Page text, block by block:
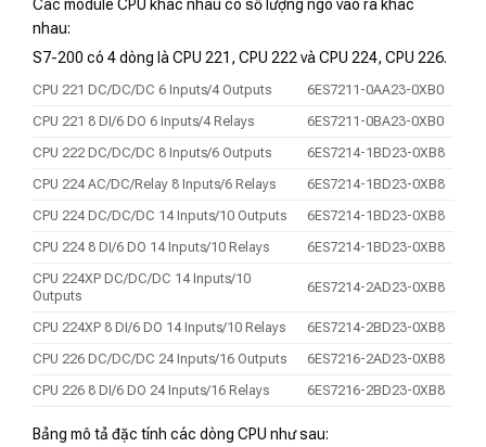
Các module CPU khác nhau có số lượng ngõ vào ra khác
nhau:
S7-200 có 4 dòng là CPU 221, CPU 222 và CPU 224, CPU 226.
CPU 221 DC/DC/DC 6 Inputs/4 Outputs
6ES7211-0AA23-0XB0
CPU 221 8 DI/6 DO 6 Inputs/4 Relays
6ES7211-0BA23-0XB0
CPU 222 DC/DC/DC 8 Inputs/6 Outputs
6ES7214-1BD23-0XB8
CPU 224 AC/DC/Relay 8 Inputs/6 Relays
6ES7214-1BD23-0XB8
CPU 224 DC/DC/DC 14 Inputs/10 Outputs
6ES7214-1BD23-0XB8
CPU 224 8 DI/6 DO 14 Inputs/10 Relays
6ES7214-1BD23-0XB8
CPU 224XP DC/DC/DC 14 Inputs/10
Outputs
6ES7214-2AD23-0XB8
CPU 224XP 8 DI/6 DO 14 Inputs/10 Relays
6ES7214-2BD23-0XB8
CPU 226 DC/DC/DC 24 Inputs/16 Outputs
6ES7216-2AD23-0XB8
CPU 226 8 DI/6 DO 24 Inputs/16 Relays
6ES7216-2BD23-0XB8
Bảng mô tả đặc tính các dòng CPU như sau: